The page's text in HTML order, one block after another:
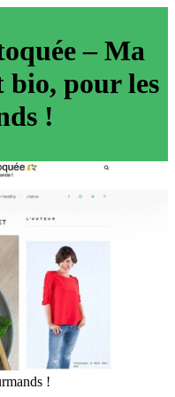
– Ma
bio, pour les
!
!